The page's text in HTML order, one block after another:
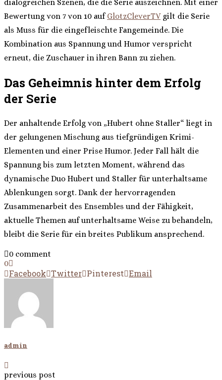
dialogreichen Szenen, die die Serie auszeichnen. Mit einer
Bewertung von 7 von 10 auf GlotzCleverTVgilt die Serie
als Muss für die eingefleischte Fangemeinde. Die
Kombination aus Spannung und Humor verspricht
erneut, die Zuschauer in ihren Bann zu ziehen.
Das Geheimnis hinter dem Erfolg
der Serie
Der anhaltende Erfolg von „Hubert ohne Staller“ liegt in
der gelungenen Mischung aus tiefgründigen Krimi-
Elementen und einer Prise Humor. Jeder Fall hält die
Spannung bis zum letzten Moment, während das
dynamische Duo Hubert und Staller für unterhaltsame
Ablenkungen sorgt. Dank der hervorragenden
Zusammenarbeit des Ensembles und der Fähigkeit,
aktuelle Themen auf unterhaltsame Weise zu behandeln,
bleibt die Serie für ein breites Publikum ansprechend.
0 comment
0
Facebook Twitter Pinterest Email
admin
previous post